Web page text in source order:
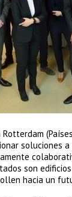
Rotterdam
soluciones
son
hacia un